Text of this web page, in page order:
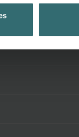
die bestmögliche
Verfügung zu stellen.